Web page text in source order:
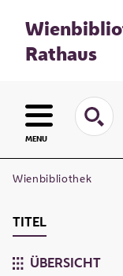
Rathaus
MENU
Wienbibliothek
TITEL
ÜBERSICHT